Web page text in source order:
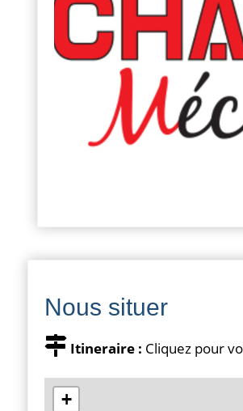
Nous situer
Itineraire : Cliquez pour
+